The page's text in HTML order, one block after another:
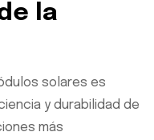
la
solares es
y durabilidad de
más